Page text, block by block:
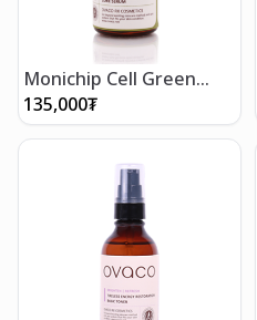
Monichip Cell Green
Tea- Ногоон цайтай
серум 50мл
135,000₮